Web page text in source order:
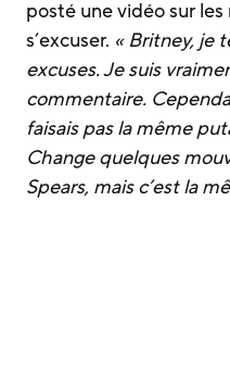
posté une vidéo sur
s’excuser. « Britney, je
excuses. Je suis
commentaire.
faisais pas la même
Change quelques
Spears, mais c’est la